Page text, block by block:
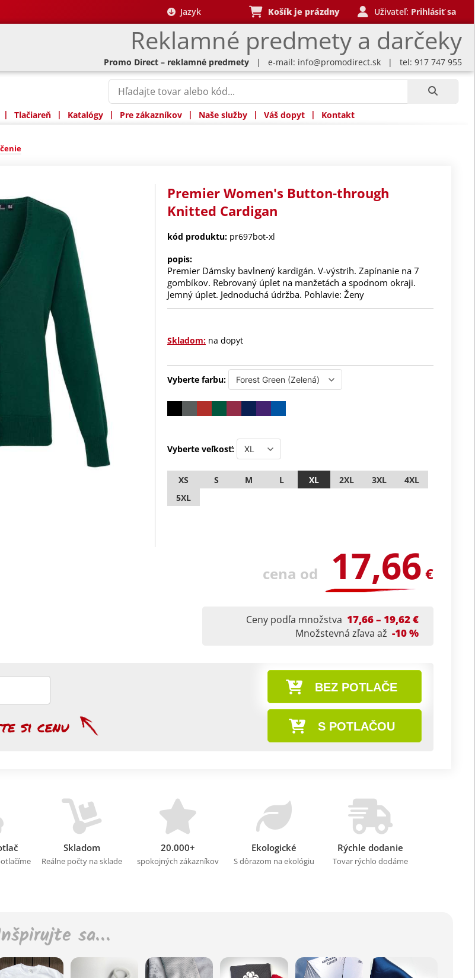
Reklamné predmety a darčeky
Jazyk Košík je prázdny Uživateľ: Prihlásiť sa
Promo Direct – reklamné predmety | e-mail: info@promodirect.sk | tel: 917 747 955
| Tlačiareň | Katalógy | Pre zákazníkov | Naše služby | Váš dopyt | Kontakt
Premier Women's Button-through
Knitted Cardigan
kód produktu: pr697bot-xl
popis:
Premier Dámsky bavlnený kardigán. V-výstrih. Zapínanie na 7
gombíkov. Rebrovaný úplet na manžetách a spodnom okraji.
Jemný úplet. Jednoduchá údržba. Pohlavie: Ženy
Skladom: na dopyt
Vyberte farbu:
Vyberte veľkosť:
XS S M L XL 2XL 3XL
4XL
5XL
cena od 17,66 €
Ceny podľa množstva 17,66 – 19,62 €
Množstevná zľava až -10 %
BEZ POTLAČE
S POTLAČOU
Skladom
Reálne počty na sklade
20.000+
spokojných zákazníkov
Ekologické
S dôrazom na ekológiu
Rýchle dodanie
Tovar rýchlo dodáme
sa…